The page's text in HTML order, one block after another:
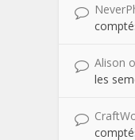
Alison
les